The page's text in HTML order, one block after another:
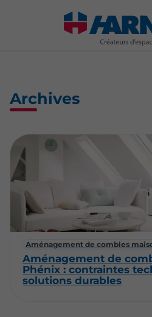
Archives
Aménagement de combles
Aménagement de
Phénix : contraintes
solutions durables